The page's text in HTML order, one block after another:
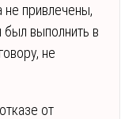
не привлечены,
был выполнить в
не
от